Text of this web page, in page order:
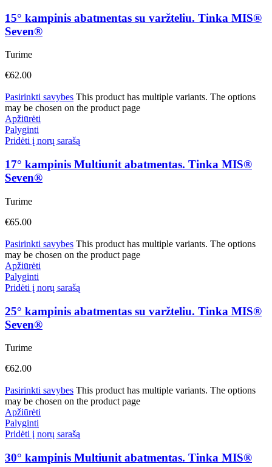
15° kampinis abatmentas su varžteliu. Tinka MIS®
Seven®
Turime
€62.00
Pasirinkti savybes This product has multiple variants. The options
may be chosen on the product page
Apžiūrėti
Palyginti
Pridėti į norų sarašą
17° kampinis Multiunit abatmentas. Tinka MIS®
Seven®
Turime
€65.00
Pasirinkti savybes This product has multiple variants. The options
may be chosen on the product page
Apžiūrėti
Palyginti
Pridėti į norų sarašą
25° kampinis abatmentas su varžteliu. Tinka MIS®
Seven®
Turime
€62.00
Pasirinkti savybes This product has multiple variants. The options
may be chosen on the product page
Apžiūrėti
Palyginti
Pridėti į norų sarašą
30° kampinis Multiunit abatmentas. Tinka MIS®